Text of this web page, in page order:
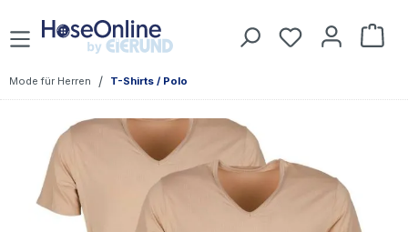
Zum Hauptinhalt springen Du hast 0
Mode für Herren / T-Shirts / Polo
Bildergalerie überspringen